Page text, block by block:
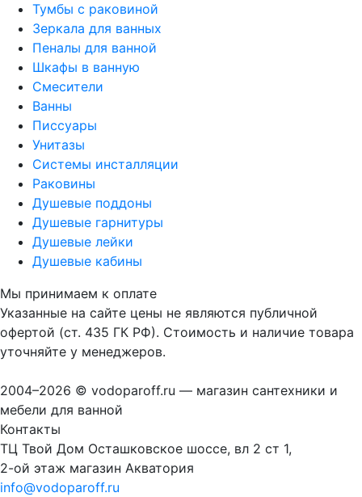
Тумбы с раковиной
Зеркала для ванных
Пеналы для ванной
Шкафы в ванную
Смесители
Ванны
Писсуары
Унитазы
Системы инсталляции
Раковины
Душевые поддоны
Душевые гарнитуры
Душевые лейки
Душевые кабины
Мы принимаем к оплате
Указанные на сайте цены не являются публичной
офертой (ст. 435 ГК РФ). Стоимость и наличие товара
уточняйте у менеджеров.
2004–2026 © vodoparoff.ru — магазин сантехники и
мебели для ванной
Контакты
ТЦ Твой Дом Осташковское шоссе, вл 2 ст 1,
2-ой этаж магазин Акватория
info@vodoparoff.ru